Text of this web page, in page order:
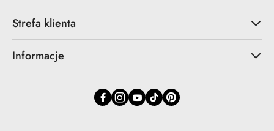
Strefa klienta
Informacje